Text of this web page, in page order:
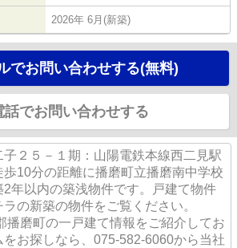
2026年 6月(新築)
でお問い合わせする(無料)
話でお問い合わせする
子２５－１期：山陽電鉄本線西二見駅
10分の距離に播磨町立播磨南中学校
年以内の築浅物件です。戸建て物件
の新築の物件をご覧ください。
播磨町の一戸建て情報をご紹介してお
をお探しなら、075-582-6060から当社